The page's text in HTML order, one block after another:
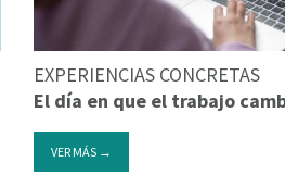
EXPERIENCIAS CONCRETAS
El día en que el trabajo
VER MÁS →